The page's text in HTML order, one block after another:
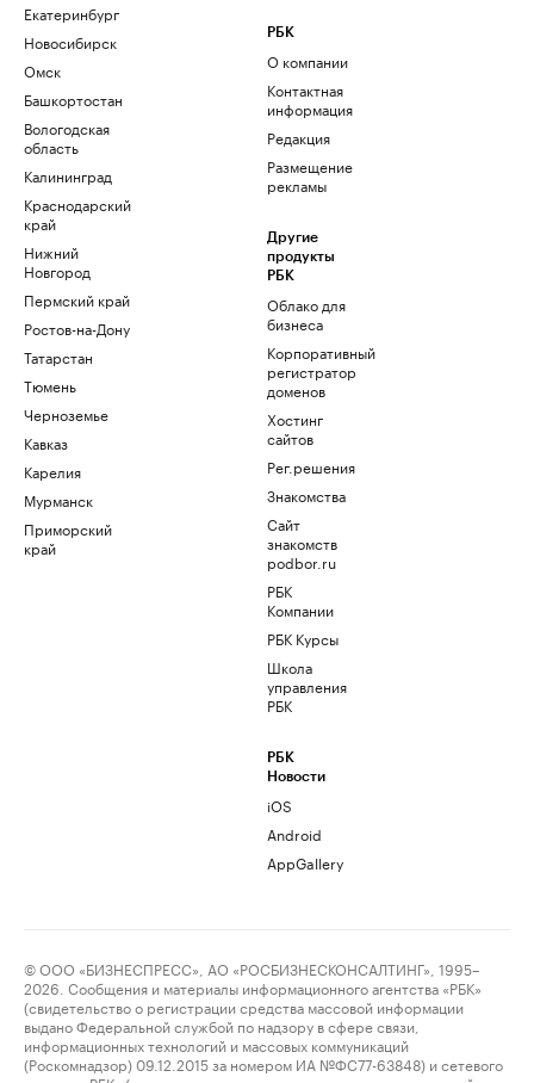
Екатеринбург
Новосибирск
Омск
Башкортостан
Вологодская
область
Калининград
Краснодарский
край
Нижний
Новгород
Пермский край
Ростов-на-Дону
Татарстан
Тюмень
Черноземье
Кавказ
Карелия
Мурманск
Приморский
край
РБК
О компании
Контактная
информация
Редакция
Размещение
рекламы
Другие
продукты
РБК
Облако для
бизнеса
Корпоративный
регистратор
доменов
Хостинг
сайтов
Рег.решения
Знакомства
Сайт
знакомств
podbor.ru
РБК
Компании
РБК Курсы
Школа
управления
РБК
РБК
Новости
iOS
Android
AppGallery
© ООО «БИЗНЕСПРЕСС», АО «РОСБИЗНЕСКОНСАЛТИНГ», 1995–
2026. Сообщения и материалы информационного агентства «РБК»
(свидетельство о регистрации средства массовой информации
выдано Федеральной службой по надзору в сфере связи,
информационных технологий и массовых коммуникаций
(Роскомнадзор) 09.12.2015 за номером ИА №ФС77-63848) и сетевого